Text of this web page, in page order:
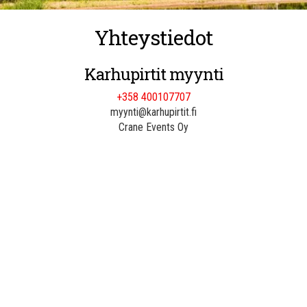
Yhteystiedot
Karhupirtit myynti
+358 400107707
myynti@karhupirtit.fi
Crane Events Oy